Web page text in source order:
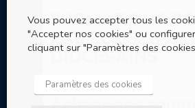
FORMATIONS
PAR LES
DIOCÉSAINS
Vous pouvez accepter tous les
"Accepter nos cookies" ou
cliquant sur "Paramètres des
Paramètres des cookies